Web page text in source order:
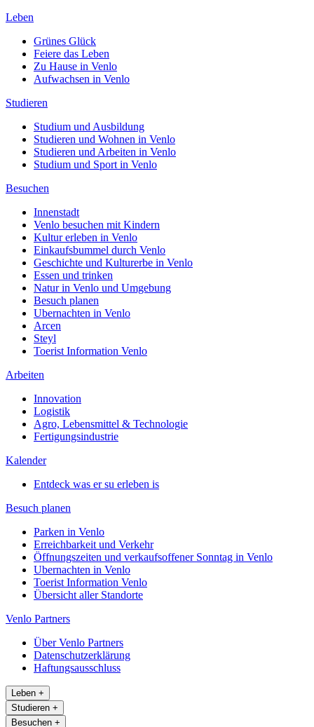
Leben
Grünes Glück
Feiere das Leben
Zu Hause in Venlo
Aufwachsen in Venlo
Studieren
Studium und Ausbildung
Studieren und Wohnen in Venlo
Studieren und Arbeiten in Venlo
Studium und Sport in Venlo
Besuchen
Innenstadt
Venlo besuchen mit Kindern
Kultur erleben in Venlo
Einkaufsbummel durch Venlo
Geschichte und Kulturerbe in Venlo
Essen und trinken
Natur in Venlo und Umgebung
Besuch planen
Ubernachten in Venlo
Arcen
Steyl
Toerist Information Venlo
Arbeiten
Innovation
Logistik
Agro, Lebensmittel & Technologie
Fertigungsindustrie
Kalender
Entdeck was er su erleben is
Besuch planen
Parken in Venlo
Erreichbarkeit und Verkehr
Öffnungszeiten und verkaufsoffener Sonntag in Venlo
Ubernachten in Venlo
Toerist Information Venlo
Übersicht aller Standorte
Venlo Partners
Über Venlo Partners
Datenschutzerklärung
Haftungsausschluss
Leben +
Studieren +
Besuchen +